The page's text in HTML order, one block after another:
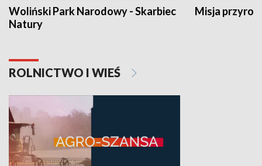
Woliński Park Narodowy - Skarbiec
Natury
Misja
ROLNICTWO I WIEŚ